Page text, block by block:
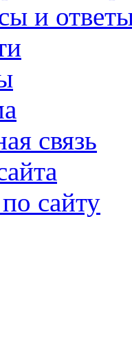
и
связь
сайту